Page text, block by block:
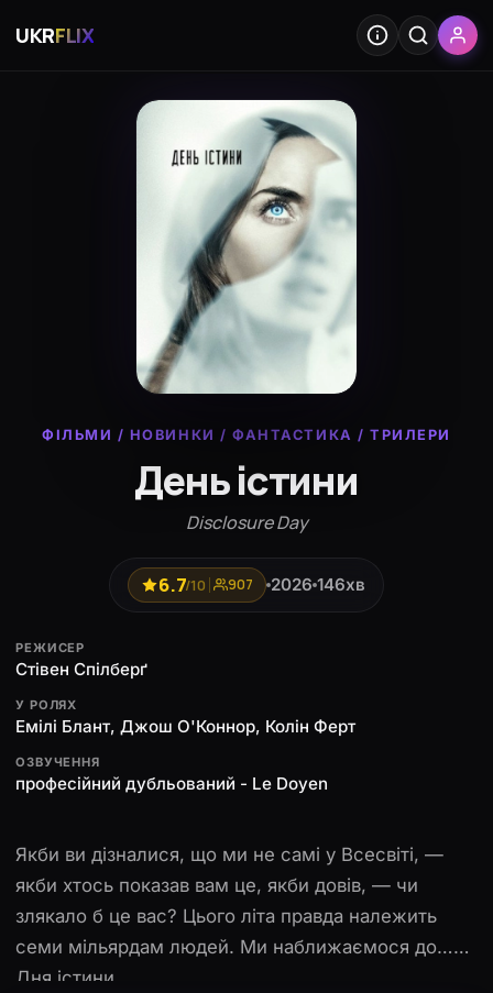
UKRFLIX
ФІЛЬМИ / НОВИНКИ /ФАНТАСТИКА /ТРИЛЕРИ
День істини
Disclosure Day
6.7/10 907 2026 146хв
РЕЖИСЕР
Стівен Спілберґ
У РОЛЯХ
Емілі Блант, Джош О'Коннор, Колін Ферт
ОЗВУЧЕННЯ
професійний дубльований - Le Doyen
Якби ви дізналися, що ми не самі у Всесвіті, —
якби хтось показав вам це, якби довів, — чи
злякало б це вас? Цього літа правда належить
семи мільярдам людей. Ми наближаємося до…
Дня істини.